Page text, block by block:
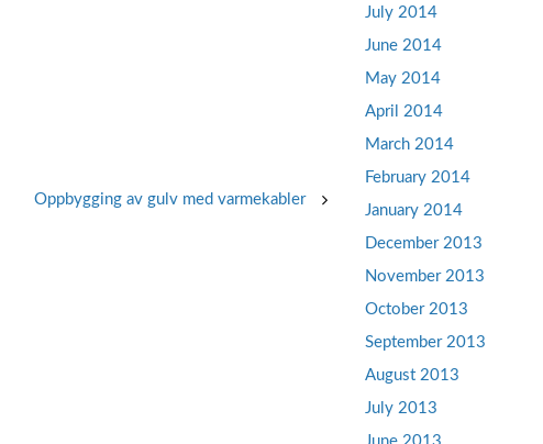
Oppbygging av gulv med varmekabler
July 2014
June 2014
May 2014
April 2014
March 2014
February 2014
January 2014
December 2013
November 2013
October 2013
September 2013
August 2013
July 2013